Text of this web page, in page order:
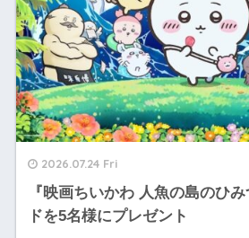
2026.07.24 Fri
『映画ちいかわ 人魚の島のひ
ドを5名様にプレゼント